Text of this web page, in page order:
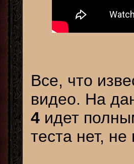
Все, что
видео. На
4 идет
теста нет,